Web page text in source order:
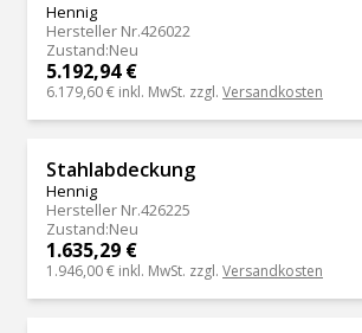
Hennig
Hersteller Nr.426022
Zustand:Neu
5.192,94 €
6.179,60 € inkl. MwSt. zzgl. Versandkosten
Stahlabdeckung
Hennig
Hersteller Nr.426225
Zustand:Neu
1.635,29 €
1.946,00 € inkl. MwSt. zzgl. Versandkosten